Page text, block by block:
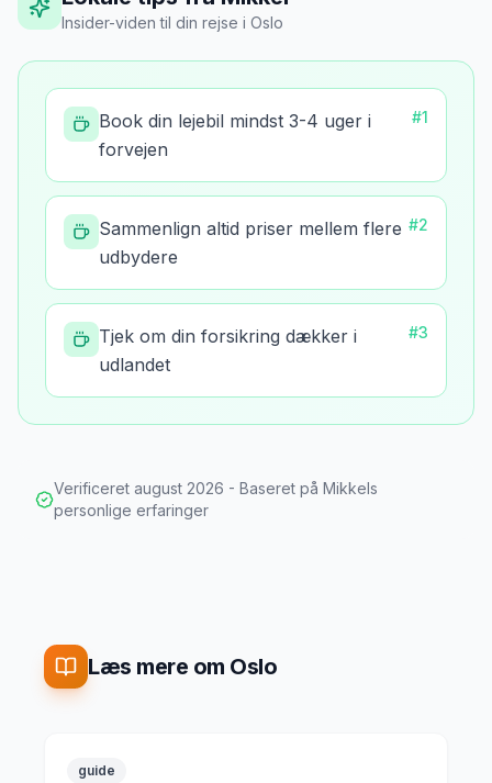
Insider-viden til din rejse i Oslo
Book din lejebil mindst 3-4 uger i
forvejen
#1
Sammenlign altid priser mellem flere
udbydere
#2
Tjek om din forsikring dækker i
udlandet
#3
Verificeret august 2026 - Baseret på Mikkels
personlige erfaringer
Læs mere om Oslo
guide